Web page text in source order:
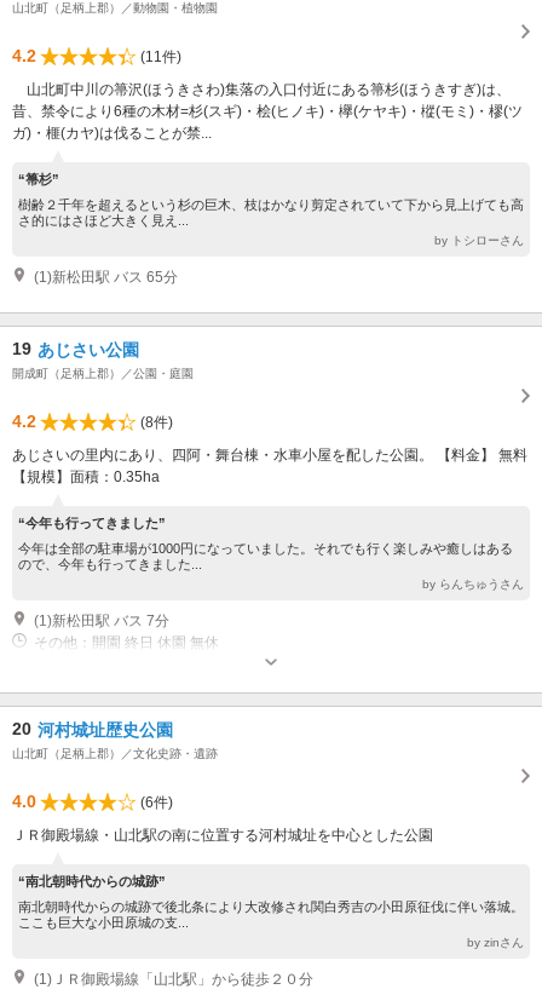
山北町（足柄上郡）／動物園・植物園
4.2
(11件)
山北町中川の箒沢(ほうきさわ)集落の入口付近にある箒杉(ほうきすぎ)は、
昔、禁令により6種の木材=杉(スギ)・桧(ヒノキ)・欅(ケヤキ)・樅(モミ)・樛(ツ
ガ)・榧(カヤ)は伐ることが禁...
“箒杉”
樹齢２千年を超えるという杉の巨木、枝はかなり剪定されていて下から見上げても高
さ的にはさほど大きく見え...
by トシローさん
(1)新松田駅 バス 65分
19 あじさい公園
開成町（足柄上郡）／公園・庭園
4.2
(8件)
あじさいの里内にあり、四阿・舞台棟・水車小屋を配した公園。 【料金】 無料
【規模】面積：0.35ha
“今年も行ってきました”
今年は全部の駐車場が1000円になっていました。それでも行く楽しみや癒しはある
ので、今年も行ってきました...
by らんちゅうさん
(1)新松田駅 バス 7分
その他：開園 終日 休園 無休
20 河村城址歴史公園
山北町（足柄上郡）／文化史跡・遺跡
4.0
(6件)
ＪＲ御殿場線・山北駅の南に位置する河村城址を中心とした公園
“南北朝時代からの城跡”
南北朝時代からの城跡で後北条により大改修され関白秀吉の小田原征伐に伴い落城。
ここも巨大な小田原城の支...
by zinさん
(1)ＪＲ御殿場線「山北駅」から徒歩２０分